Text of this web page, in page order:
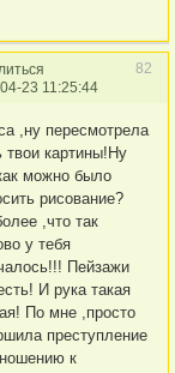
82
23 11:25:44
,ну пересмотрела
твои картины!Ну
можно было
рисование?
,что так
у тебя
Пейзажи
И рука такая
По мне ,просто
преступление
к